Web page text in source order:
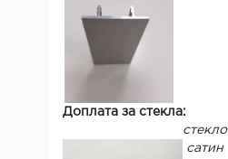
Доплата за стекла:
стекло
сатин